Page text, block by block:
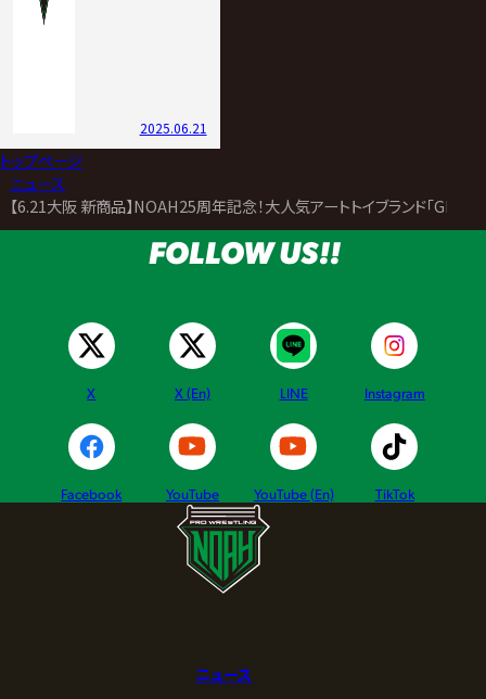
2025.06.21
トップページ
ニュース
【6.21大阪 新商品】NOAH25周年記念！大人気アートトイブランド「
FOLLOW US!!
X X (En) LINE Instagram
Facebook YouTube YouTube (En) TikTok
ニュース